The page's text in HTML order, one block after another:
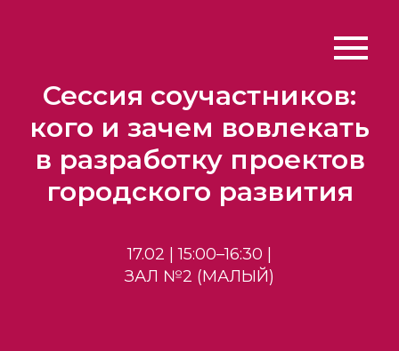
Сессия соучастников:
кого и зачем вовлекать
в разработку проектов
городского развития
17.02 | 15:00–16:30 |
ЗАЛ №2 (МАЛЫЙ)